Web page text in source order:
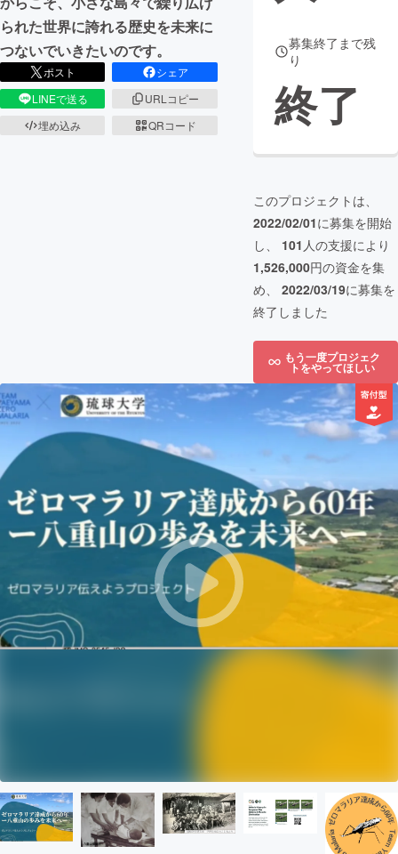
られた世界に誇れる歴史を未来に
つないでいきたいのです。
ポスト
シェア
LINEで送る
URLコピー
埋め込み
QRコード
募集終了まで残
り
終了
このプロジェクトは、
2022/02/01に募集を開始
し、 101 人の支援により
1,526,000円の資金を集
め、 2022/03/19に募集を
終了しました
もう一度プロジェク
トをやってほしい